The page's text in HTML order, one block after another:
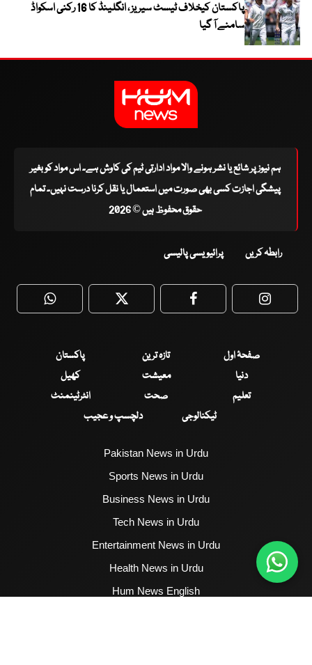
پاکستان کیخلاف ٹیسٹ سیریز ، انگلینڈ کا 16 رکنی اسکواڈ
سامنے آ گیا
ہم نیوز پر شائع یا نشر ہونے والا مواد ادارتی ٹیم کی کاوش ہے۔ اس مواد کو بغیر
پیشگی اجازت کسی بھی صورت میں استعمال یا نقل کرنا درست نہیں۔ تمام
حقوق محفوظ ہیں © 2026
رابطہ کریں پرائیویسی پالیسی
WhatsApp Twitter Facebook
صفحۂ اول تازہ ترین
پاکستان
دنیا
معیشت
کھیل
تعلیم
صحت
انٹرٹینمنٹ
ٹیکنالوجی
دلچسپ و عجیب
Pakistan News in Urdu
Sports News in Urdu
Business News in Urdu
Tech News in Urdu
Entertainment News in Urdu
Health News in Urdu
Hum News English